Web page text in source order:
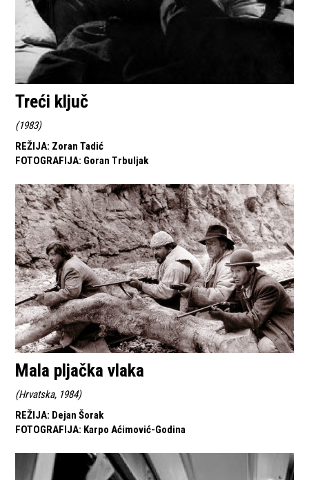
Treći ključ
(1983)
REŽIJA: Zoran Tadić
FOTOGRAFIJA: Goran Trbuljak
Mala pljačka vlaka
(Hrvatska, 1984)
REŽIJA: Dejan Šorak
FOTOGRAFIJA: Karpo Aćimović-Godina